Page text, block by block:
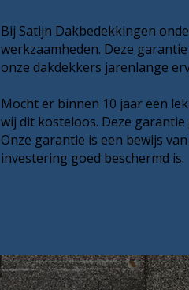
Bij Satijn Dakbedekkingen
werkzaamheden. Deze
onze dakdekkers jarenlange
Mocht er binnen 10 jaar een
wij dit kosteloos. Deze
Onze garantie is een bewijs
investering goed beschermd is.